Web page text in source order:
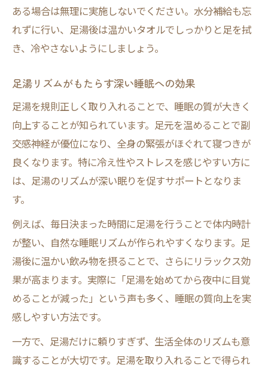
ある場合は無理に実施しないでください。水分補給も忘
れずに行い、足湯後は温かいタオルでしっかりと足を拭
き、冷やさないようにしましょう。
足湯リズムがもたらす深い睡眠への効果
足湯を規則正しく取り入れることで、睡眠の質が大きく
向上することが知られています。足元を温めることで副
交感神経が優位になり、全身の緊張がほぐれて寝つきが
良くなります。特に冷え性やストレスを感じやすい方に
は、足湯のリズムが深い眠りを促すサポートとなりま
す。
例えば、毎日決まった時間に足湯を行うことで体内時計
が整い、自然な睡眠リズムが作られやすくなります。足
湯後に温かい飲み物を摂ることで、さらにリラックス効
果が高まります。実際に「足湯を始めてから夜中に目覚
めることが減った」という声も多く、睡眠の質向上を実
感しやすい方法です。
一方で、足湯だけに頼りすぎず、生活全体のリズムも意
識することが大切です。足湯を取り入れることで得られ